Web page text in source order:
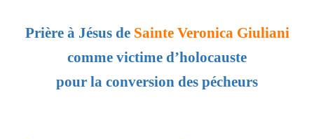
Prière à Jésus de Sainte Veronica Giuliani
comme victime d’holocauste
pour la conversion des pécheurs